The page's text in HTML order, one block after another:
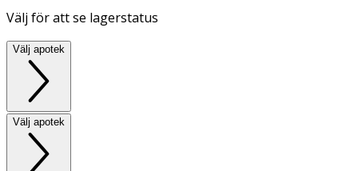
Välj för att se lagerstatus
Välj apotek
Välj apotek